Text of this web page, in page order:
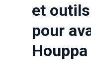
et
pour
Houppa